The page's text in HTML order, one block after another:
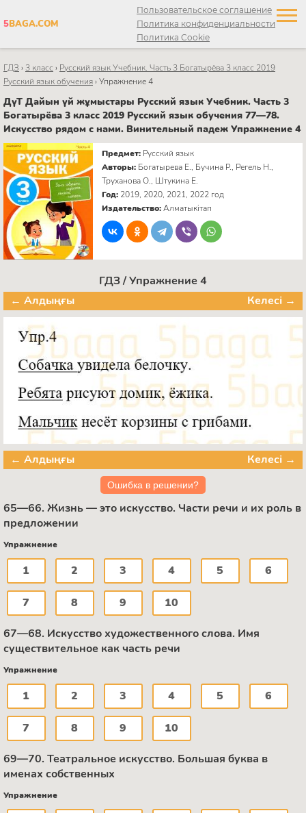
5BAGA.COM
Пользовательское соглашение
Политика конфиденциальности
Политика Cookie
ГДЗ › 3 класс › Русский язык Учебник. Часть 3 Богатырёва 3 класс 2019
Русский язык обучения›Упражнение 4
ДүТ Дайын үй жұмыстары Русский язык Учебник. Часть 3
Богатырёва 3 класс 2019 Русский язык обучения 77—78.
Искусство рядом с нами. Винительный падеж Упражнение 4
Предмет: Русский язык
Авторы: Богатырева Е., Бучина Р., Регель Н.,
Труханова О., Штукина Е.
Год: 2019, 2020, 2021, 2022 год
Издательство:Алматыкітап
ГДЗ / Упражнение 4
← Алдыңғы
Келесі →
← Алдыңғы Келесі →
Ошибка в решении?
65—66. Жизнь — это искусство. Части речи и их роль в
предложении
Упражнение
1 2 3 4 5 6
7 8 9 10
67—68. Искусство художественного слова. Имя
существительное как часть речи
Упражнение
1 2 3 4 5 6
7 8 9 10
69—70. Театральное искусство. Большая буква в
именах собственных
Упражнение